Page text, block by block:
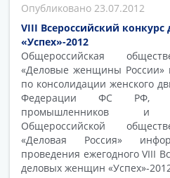
23.07.2012
VIII Всероссийский
«Успех»-2012
Общероссийская
«Деловые женщины России»
по консолидации женского
Федерации ФС РФ,
промышленников и
Общероссийской
«Деловая Россия»
проведения ежегодного VIII
деловых женщин «Успех»-